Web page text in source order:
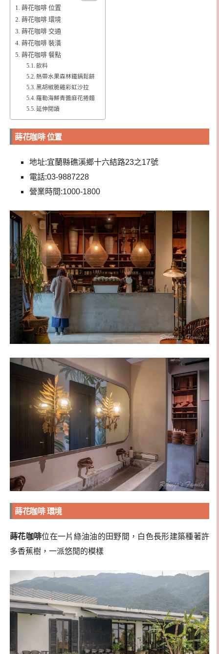
蒔花咖啡 位置
蒔花咖啡 環境
蒔花咖啡 交通
蒔花咖啡 裝潢
蒔花咖啡 餐點
飲料
熱帶水果森林鐵鍋鬆餅
黑胡椒脆雞彩虹沙拉
羅勒海鮮青醬麻花捲麵
延伸閱讀
蒔花咖啡 位置
地址:宜蘭縣礁溪鄉十六結路23之17號
電話:03-9887228
營業時間:1000-1800
蒔花咖啡 環境
蒔花咖啡位在一片綠油油的田野間，白色長形建築種著許
多香蕉樹，一派悠閒的模樣